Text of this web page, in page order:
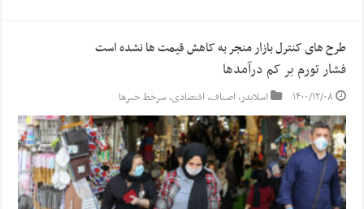
طرح های کنترل بازار منجر به کاهش قیمت ها نشده است
فشار تورم بر کم ‌درآمدها
۱۴۰۰/۱۲/۰۸ اسلایدر,اصناف,اقتصادی,سرخط خبرها